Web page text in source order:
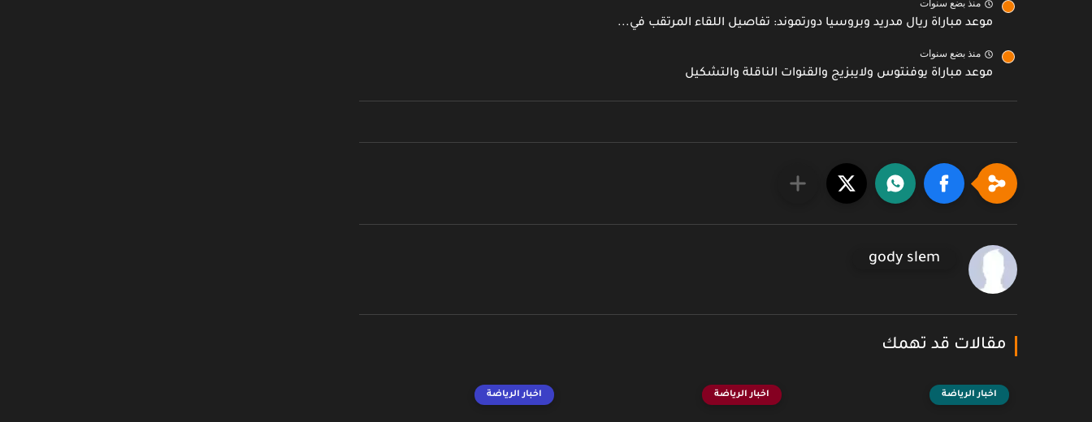
منذ بضع سنوات
موعد مباراة ريال مدريد وبروسيا دورتموند: تفاصيل اللقاء المرتقب في...
منذ بضع سنوات
موعد مباراة يوفنتوس ولايبزيج والقنوات الناقلة والتشكيل
gody slem
مقالات قد تهمك
اخبار الرياضة اخبار الرياضة اخبار الرياضة